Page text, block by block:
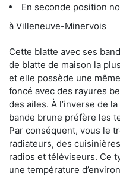
En seconde position
à Villeneuve-Minervois
Cette blatte avec ses
de blatte de maison la
et elle possède une
foncé avec des rayures
des ailes. À l’inverse de
bande brune préfère les
Par conséquent, vous le
radiateurs, des
radios et téléviseurs. Ce
une température